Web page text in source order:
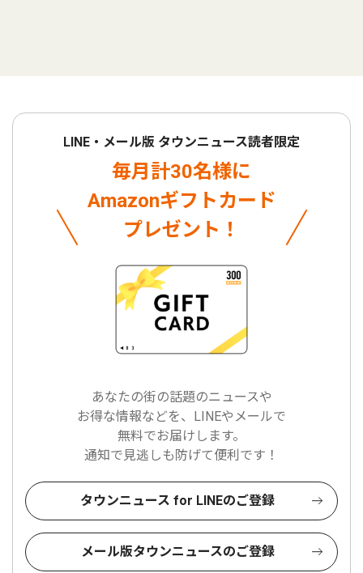
LINE・メール版 タウンニュース読者限定
毎月計30名様に
Amazonギフトカード
プレゼント！
あなたの街の話題のニュースや
お得な情報などを、LINEやメールで
無料でお届けします。
通知で見逃しも防げて便利です！
タウンニュース for LINEのご登録
メール版タウンニュースのご登録